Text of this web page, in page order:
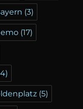
(3)
(17)
(5)